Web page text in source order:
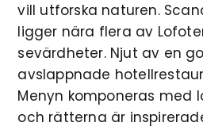
vill utforska naturen.
ligger nära flera av
sevärdheter. Njut av en
avslappnade
Menyn komponeras med
och rätterna är